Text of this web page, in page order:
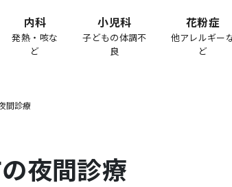
内科
発熱・咳な
ど
小児科
子どもの体調不
良
花粉症
他アレルギー
ど
間診療
の夜間診療